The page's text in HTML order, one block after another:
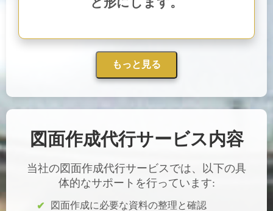
もっと見る
図面作成代行サービス内容
当社の図面作成代行サービスでは、以下の具
体的なサポートを行っています:
図面作成に必要な資料の整理と確認